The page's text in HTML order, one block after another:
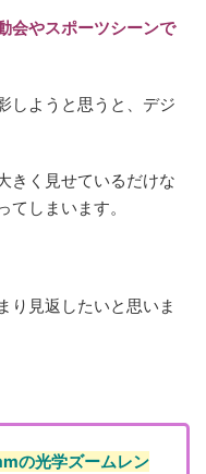
会やスポーツシーンで
しようと思うと、デジ
きく見せているだけな
しまいます。
り見返したいと思いま
の光学ズームレン